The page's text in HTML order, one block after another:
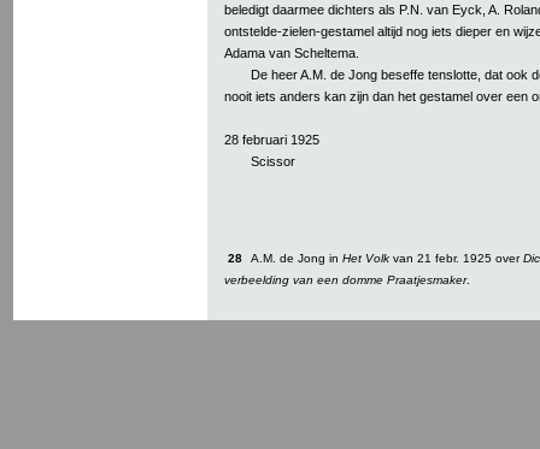
beledigt daarmee dichters als P.N. van Eyck, A.
ontstelde-zielen-gestamel altijd nog iets dieper en
Adama van Scheltema.
De heer A.M. de Jong beseffe tenslotte, dat ook
nooit iets anders kan zijn dan het gestamel over een
28 februari 1925
Scissor
28 A.M. de Jong in Het Volk van 21 febr. 1925 over
verbeelding van een domme Praatjesmaker.